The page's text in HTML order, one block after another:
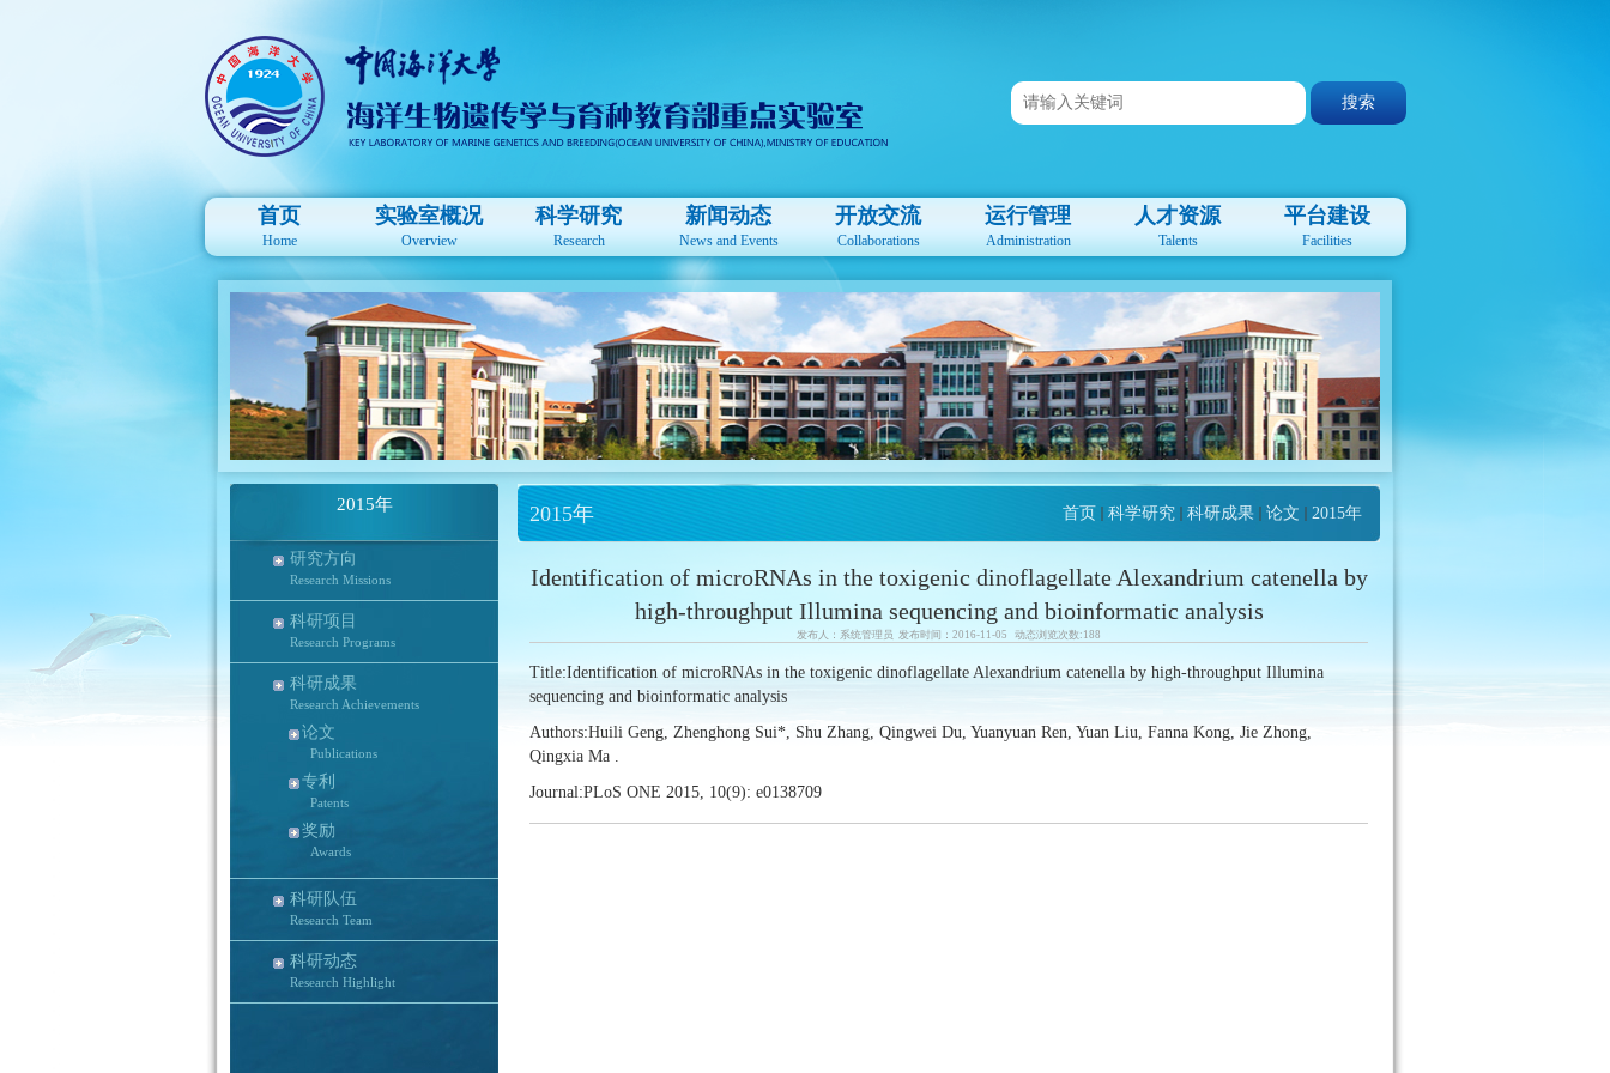
首页
Home
实验室概况
Overview
科学研究
Research
新闻动态
News and Events
开放交流
Collaborations
运行管理
Administration
人才资源
Talents
平台建设
Facilities
2015年
研究方向
Research Missions
科研项目
Research Programs
科研成果
Research Achievements
论文
Publications
专利
Patents
奖励
Awards
科研队伍
Research Team
科研动态
Research Highlight
2015年 首页 科学研究 科研成果 论文 2015年
Identification of microRNAs in the toxigenic dinoflagellate Alexandrium catenella by
high-throughput Illumina sequencing and bioinformatic analysis
发布人：系统管理员 发布时间：2016-11-05 动态浏览次数: 188
Title:Identification of microRNAs in the toxigenic dinoflagellate Alexandrium catenella by high-throughput Illumina
sequencing and bioinformatic analysis
Authors:Huili Geng, Zhenghong Sui*, Shu Zhang, Qingwei Du, Yuanyuan Ren, Yuan Liu, Fanna Kong, Jie Zhong,
Qingxia Ma .
Journal:PLoS ONE 2015, 10(9): e0138709